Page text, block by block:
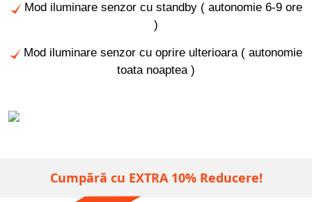
Mod iluminare senzor cu standby ( autonomie 6-9 ore
)
Mod iluminare senzor cu oprire ulterioara ( autonomie
toata noaptea )
Cumpără cu EXTRA 10% Reducere!